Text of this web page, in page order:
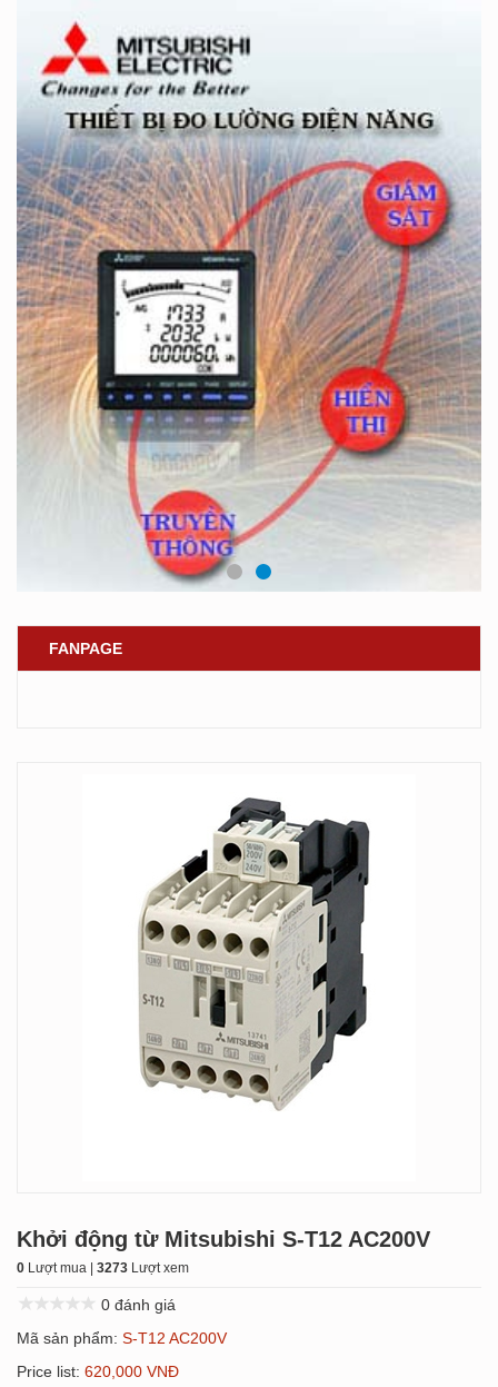
FANPAGE
Khởi động từ Mitsubishi S-T12 AC200V
0 Lượt mua | 3273 Lượt xem
0 đánh giá
Mã sản phẩm: S-T12 AC200V
Price list: 620,000 VNĐ